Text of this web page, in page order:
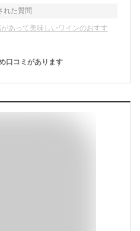
れた質問
あって美味しいワインのおすす
口コミがあります